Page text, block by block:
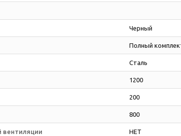
Черный
Полный
Сталь
1200
200
800
НЕТ